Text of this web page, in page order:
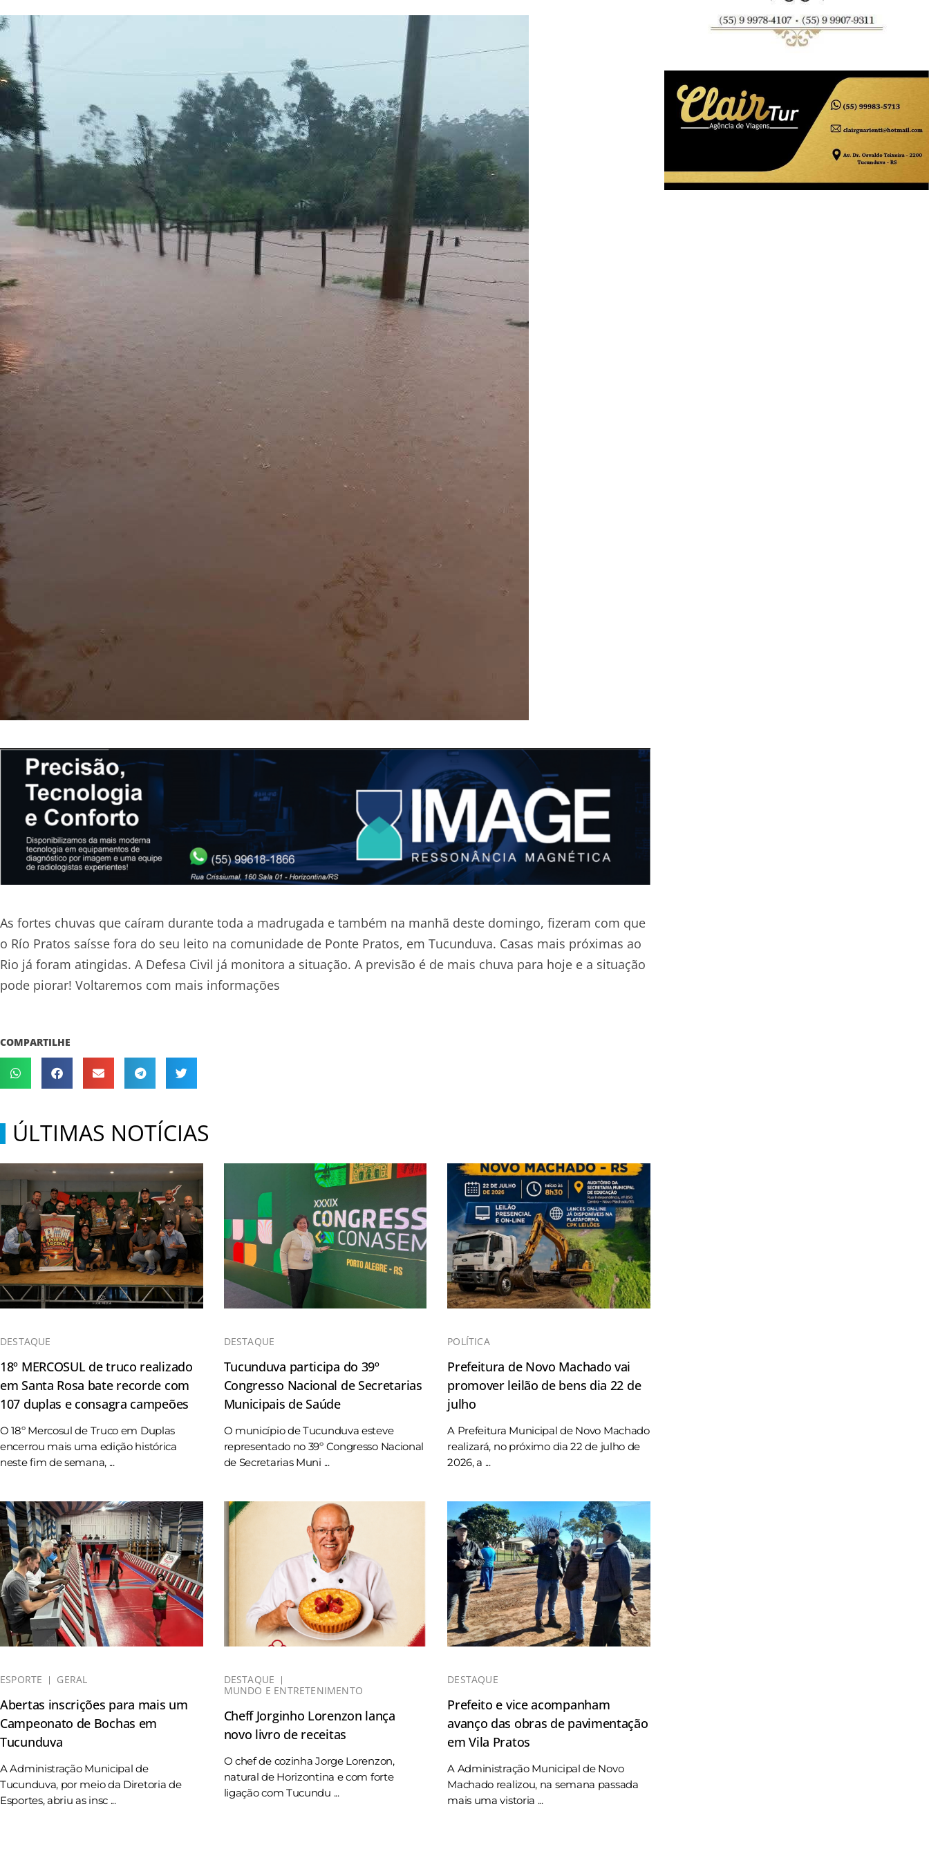
As fortes chuvas que caíram durante toda a madrugada e também na manhã deste domingo, fizeram com que
o Río Pratos saísse fora do seu leito na comunidade de Ponte Pratos, em Tucunduva. Casas mais próximas ao
Rio já foram atingidas. A Defesa Civil já monitora a situação. A previsão é de mais chuva para hoje e a situação
pode piorar! Voltaremos com mais informações
COMPARTILHE
ÚLTIMAS NOTÍCIAS
DESTAQUE
18º MERCOSUL de truco realizado
em Santa Rosa bate recorde com
107 duplas e consagra campeões
O 18º Mercosul de Truco em Duplas
encerrou mais uma edição histórica
neste fim de semana, ...
DESTAQUE
Tucunduva participa do 39º
Congresso Nacional de Secretarias
Municipais de Saúde
O município de Tucunduva esteve
representado no 39º Congresso Nacional
de Secretarias Muni ...
POLÍTICA
Prefeitura de Novo Machado vai
promover leilão de bens dia 22 de
julho
A Prefeitura Municipal de Novo Machado
realizará, no próximo dia 22 de julho de
2026, a ...
ESPORTE GERAL
Abertas inscrições para mais um
Campeonato de Bochas em
Tucunduva
A Administração Municipal de
Tucunduva, por meio da Diretoria de
Esportes, abriu as insc ...
DESTAQUE
MUNDO E ENTRETENIMENTO
Cheff Jorginho Lorenzon lança
novo livro de receitas
O chef de cozinha Jorge Lorenzon,
natural de Horizontina e com forte
ligação com Tucundu ...
DESTAQUE
Prefeito e vice acompanham
avanço das obras de pavimentação
em Vila Pratos
A Administração Municipal de Novo
Machado realizou, na semana passada
mais uma vistoria ...